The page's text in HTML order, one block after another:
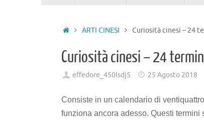
ARTI CINESI Curiosità cinesi – 24
Curiosità cinesi – 24
effedore_450lsdj5 25 Agosto 2018
Consiste in un calendario di
funziona ancora adesso. Questi termini